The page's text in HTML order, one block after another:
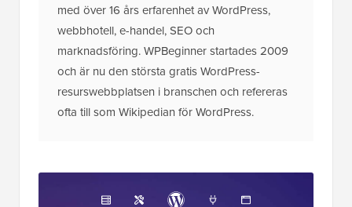
med över 16 års erfarenhet av WordPress,
webbhotell, e-handel, SEO och
marknadsföring. WPBeginner startades 2009
och är nu den största gratis WordPress-
resurswebbplatsen i branschen och refereras
ofta till som Wikipedian för WordPress.